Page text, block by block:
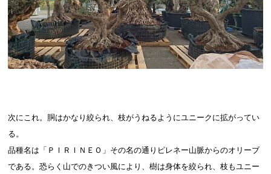
次にこれ。胴はかなり絞られ、枝がうねるようにユニークに拡がってい
る。
品種名は「ＰＩＲＩＮＥＯ」その名の通りピレネー山脈からのオリーブ
である。恐らく山でのきつい風により、樹は身体を絞られ、枝もユニー